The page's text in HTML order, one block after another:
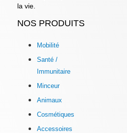
la vie.
NOS PRODUITS
Mobilité
Santé /
Immunitaire
Minceur
Animaux
Cosmétiques
Accessoires